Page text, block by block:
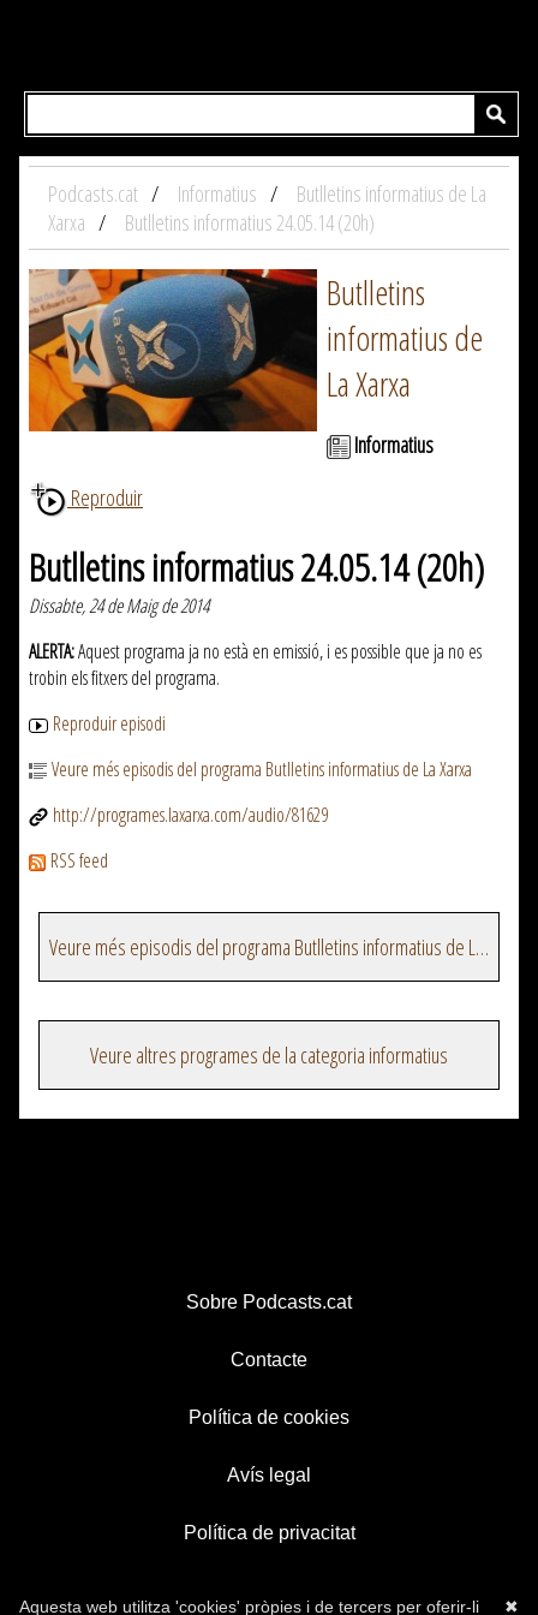
Podcasts.cat Informatius
Butlletins informatius de La
Xarxa
Butlletins informatius 24.05.14 (20h)
Butlletins
informatius de
La Xarxa
Informatius
Reproduir
Butlletins informatius 24.05.14 (20h)
Dissabte, 24 de Maig de 2014
ALERTA:Aquest programa ja no està en emissió, i es possible que ja no es
trobin els fitxers del programa.
Reproduir episodi
Veure més episodis del programa Butlletins informatius de La Xarxa
http://programes.laxarxa.com/audio/81629
RSS feed
Veure més episodis del programa Butlletins informatius de La Xarxa
Veure altres programes de la categoria informatius
Sobre Podcasts.cat
Contacte
Política de cookies
Avís legal
Política de privacitat
✖
Aquesta web utilitza 'cookies' pròpies i de tercers per oferir-li